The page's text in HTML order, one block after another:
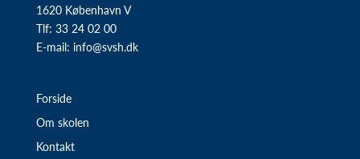
1620 København V
Tlf: 33 24 02 00
E-mail: info@svsh.dk
Forside
Om skolen
Kontakt